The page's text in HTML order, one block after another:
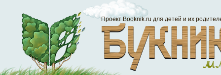
Проект Booknik.ru для детей и их